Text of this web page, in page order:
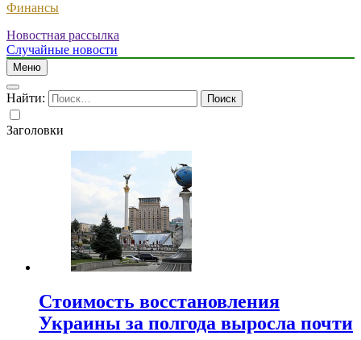
Финансы
Новостная рассылка
Случайные новости
Меню
Найти:
Заголовки
Стоимость восстановления
Украины за полгода выросла почти